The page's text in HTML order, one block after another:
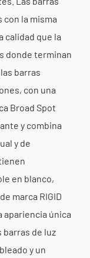
con la misma
calidad que la
donde terminan
barras
con una
Broad Spot
y combina
y de
en blanco,
marca RIGID
apariencia única
barras de luz
y un